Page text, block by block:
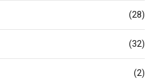
(28)
(32)
(2)